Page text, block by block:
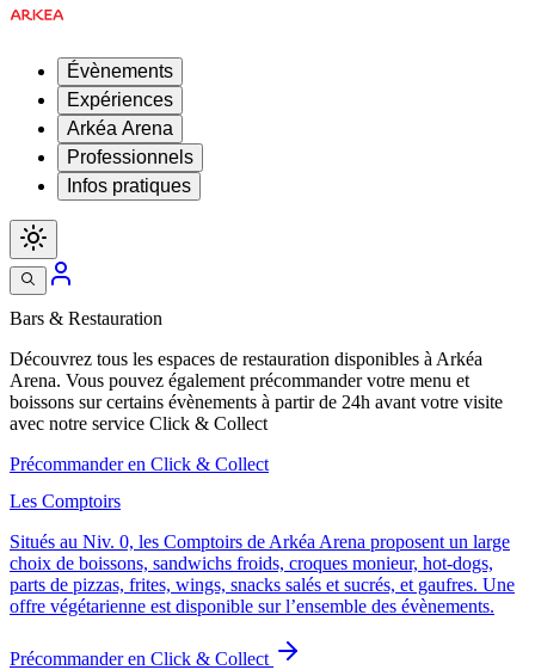
Évènements
Expériences
Arkéa Arena
Professionnels
Infos pratiques
Bars & Restauration
Découvrez tous les espaces de restauration disponibles à Arkéa
Arena. Vous pouvez également précommander votre menu et
boissons sur certains évènements à partir de 24h avant votre visite
avec notre service Click & Collect
Précommander en Click & Collect
Les Comptoirs
Situés au Niv. 0, les Comptoirs de Arkéa Arena proposent un large
choix de boissons, sandwichs froids, croques monieur, hot-dogs,
parts de pizzas, frites, wings, snacks salés et sucrés, et gaufres. Une
offre végétarienne est disponible sur l’ensemble des évènements.
Précommander en Click & Collect